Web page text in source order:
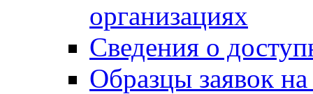
организациях
Сведения о
Образцы заявок